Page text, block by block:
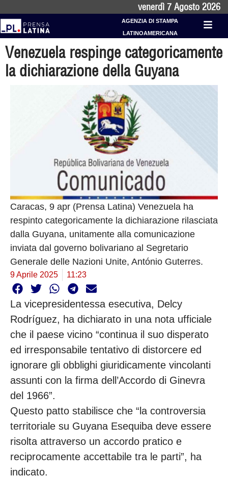
venerdì 7 Agosto 2026
AGENZIA DI STAMPA
LATINOAMERICANA
Venezuela respinge categoricamente
la dichiarazione della Guyana
Caracas, 9 apr (Prensa Latina) Venezuela ha
respinto categoricamente la dichiarazione rilasciata
dalla Guyana, unitamente alla comunicazione
inviata dal governo bolivariano al Segretario
Generale delle Nazioni Unite, António Guterres.
9 Aprile 2025 11:23
La vicepresidentessa esecutiva, Delcy
Rodríguez, ha dichiarato in una nota ufficiale
che il paese vicino “continua il suo disperato
ed irresponsabile tentativo di distorcere ed
ignorare gli obblighi giuridicamente vincolanti
assunti con la firma dell’Accordo di Ginevra
del 1966”.
Questo patto stabilisce che “la controversia
territoriale su Guyana Esequiba deve essere
risolta attraverso un accordo pratico e
reciprocamente accettabile tra le parti”, ha
indicato.